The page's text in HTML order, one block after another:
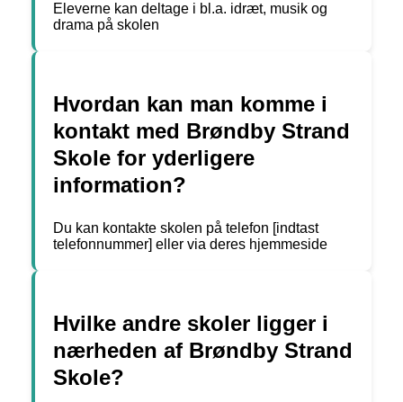
Eleverne kan deltage i bl.a. idræt, musik og
drama på skolen
Hvordan kan man komme i
kontakt med Brøndby Strand
Skole for yderligere
information?
Du kan kontakte skolen på telefon [indtast
telefonnummer] eller via deres hjemmeside
Hvilke andre skoler ligger i
nærheden af Brøndby Strand
Skole?